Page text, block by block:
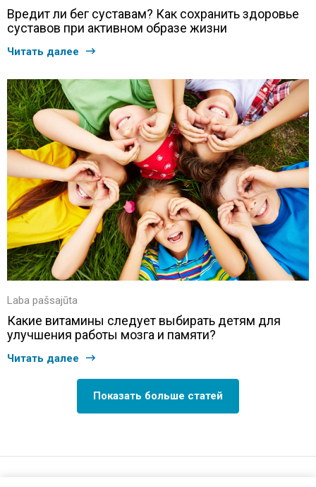
Вредит ли бег суставам? Как сохранить здоровье
суставов при активном образе жизни
Читать далее
Laba pašsajūta
Какие витамины следует выбирать детям для
улучшения работы мозга и памяти?
Читать далее
Показать больше статей